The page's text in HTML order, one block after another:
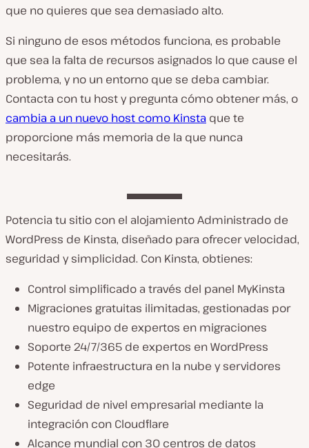
que no quieres que sea demasiado alto.
Si ninguno de esos métodos funciona, es probable
que sea la falta de recursos asignados lo que cause el
problema, y no un entorno que se deba cambiar.
Contacta con tu host y pregunta cómo obtener más, o
cambia a un nuevo host como Kinsta que te
proporcione más memoria de la que nunca
necesitarás.
Potencia tu sitio con el alojamiento Administrado de
WordPress de Kinsta, diseñado para ofrecer velocidad,
seguridad y simplicidad. Con Kinsta, obtienes:
Control simplificado a través del panel MyKinsta
Migraciones gratuitas ilimitadas, gestionadas por
nuestro equipo de expertos en migraciones
Soporte 24/7/365 de expertos en WordPress
Potente infraestructura en la nube y servidores
edge
Seguridad de nivel empresarial mediante la
integración con Cloudflare
Alcance mundial con 30 centros de datos